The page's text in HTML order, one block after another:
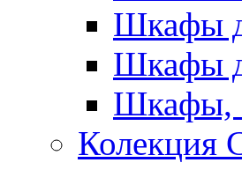
Шкафы
Шкафы
Шкафы,
Колекция